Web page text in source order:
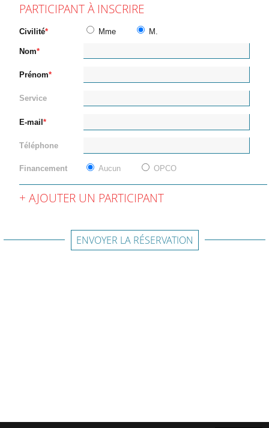
PARTICIPANT À INSCRIRE
Civilité Mme M.
Nom
Prénom
Service
E-mail
Téléphone
Financement Aucun OPCO
AJOUTER UN PARTICIPANT
ENVOYER LA RÉSERVATION